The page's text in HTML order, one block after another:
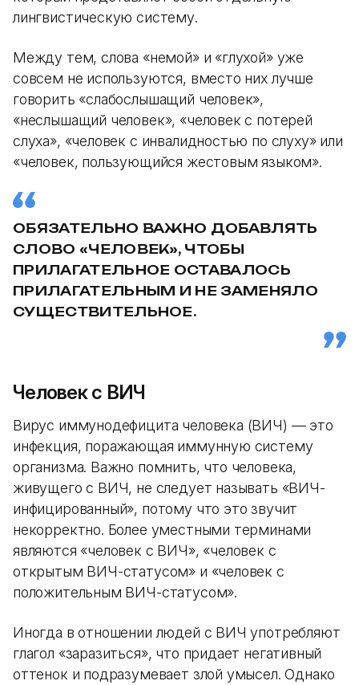
лингвистическую систему.
Между тем, слова «немой» и «глухой» уже
совсем не используются, вместо них лучше
говорить «слабослышащий человек»,
«неслышащий человек», «человек с потерей
слуха», «человек с инвалидностью по слуху» или
«человек, пользующийся жестовым языком».
ОБЯЗАТЕЛЬНО ВАЖНО ДОБАВЛЯТЬ
СЛОВО «ЧЕЛОВЕК», ЧТОБЫ
ПРИЛАГАТЕЛЬНОЕ ОСТАВАЛОСЬ
ПРИЛАГАТЕЛЬНЫМ И НЕ ЗАМЕНЯЛО
СУЩЕСТВИТЕЛЬНОЕ.
Человек с ВИЧ
Вирус иммунодефицита человека (ВИЧ) — это
инфекция, поражающая иммунную систему
организма. Важно помнить, что человека,
живущего с ВИЧ, не следует называть «ВИЧ-
инфицированный», потому что это звучит
некорректно. Более уместными терминами
являются «человек с ВИЧ», «человек с
открытым ВИЧ-статусом» и «человек с
положительным ВИЧ-статусом».
Иногда в отношении людей с ВИЧ употребляют
глагол «заразиться», что придает негативный
оттенок и подразумевает злой умысел. Однако